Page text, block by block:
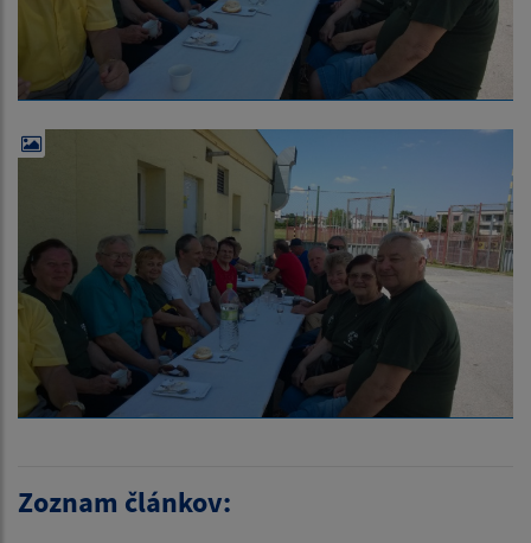
Zoznam článkov: